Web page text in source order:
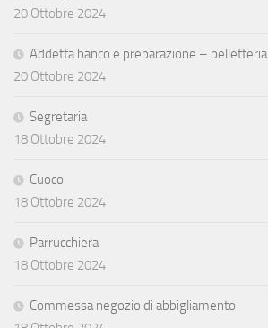
20 Ottobre 2024
Addetta banco e preparazione – pelletteria
20 Ottobre 2024
Segretaria
18 Ottobre 2024
Cuoco
18 Ottobre 2024
Parrucchiera
18 Ottobre 2024
Commessa negozio di abbigliamento